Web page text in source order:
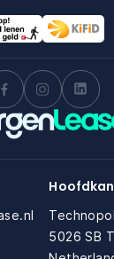
5026 SB